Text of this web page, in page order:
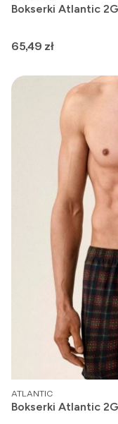
Bokserki Atlantic
Cena
65,49 zł
PRODUCENT
ATLANTIC
Bokserki Atlantic